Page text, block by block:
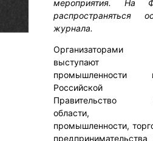
мероприятия. На
распространяться
журнала.
Организаторами
выступают
Российской
Правительство
области,
промышленности,